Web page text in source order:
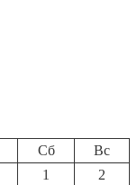
Сб
Вс
1
2